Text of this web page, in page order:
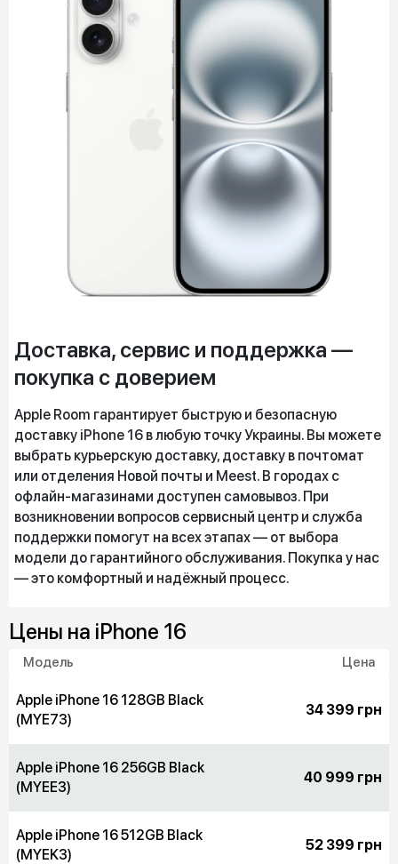
Доставка, сервис и поддержка —
покупка с доверием
Apple Room гарантирует быструю и безопасную
доставку iPhone 16 в любую точку Украины. Вы можете
выбрать курьерскую доставку, доставку в почтомат
или отделения Новой почты и Meest. В городах с
офлайн-магазинами доступен самовывоз. При
возникновении вопросов сервисный центр и служба
поддержки помогут на всех этапах — от выбора
модели до гарантийного обслуживания. Покупка у нас
— это комфортный и надёжный процесс.
Цены на iPhone 16
Модель Цена
Apple iPhone 16 128GB Black
(MYE73)
34 399 грн
Apple iPhone 16 256GB Black
(MYEE3)
40 999 грн
Apple iPhone 16 512GB Black
(MYEK3)
52 399 грн